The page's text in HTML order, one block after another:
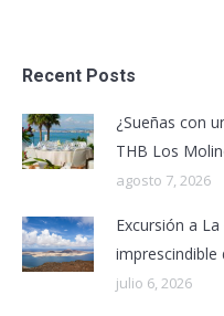
Recent Posts
¿Sueñas con
THB Los
agosto 7, 2026
Excursión a
imprescindible
julio 6, 2026